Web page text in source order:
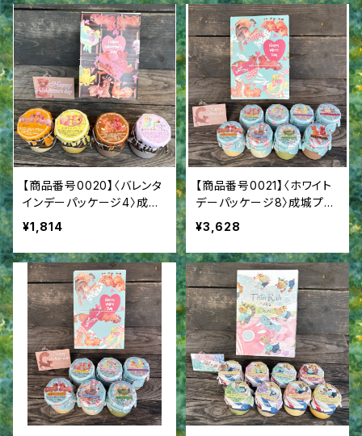
【商品番号0020】〈バレンタ
インデーパッケージ4〉成城
プリン4個詰合せ
¥1,814
【商品番号0021】〈ホワイト
デーパッケージ8〉成城プリ
ン8個詰合せ
¥3,628